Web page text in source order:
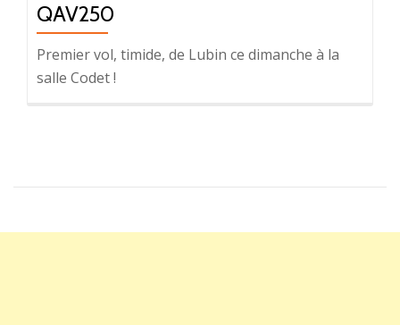
QAV250
Premier vol, timide, de Lubin ce dimanche à la
salle Codet !